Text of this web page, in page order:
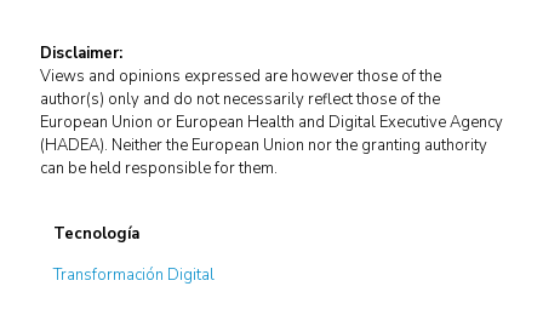
Disclaimer:
Views and opinions expressed are however those of the
author(s) only and do not necessarily reflect those of the
European Union or European Health and Digital Executive Agency
(HADEA). Neither the European Union nor the granting authority
can be held responsible for them.
Tecnología
Transformación Digital